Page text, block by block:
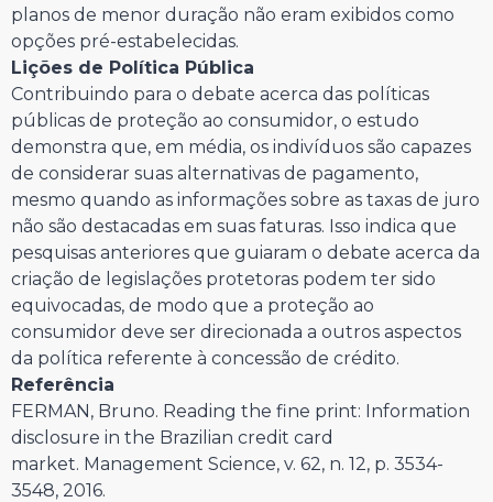
planos de menor duração não eram exibidos como
opções pré-estabelecidas.
Lições de Política Pública
Contribuindo para o debate acerca das políticas
públicas de proteção ao consumidor, o estudo
demonstra que, em média, os indivíduos são capazes
de considerar suas alternativas de pagamento,
mesmo quando as informações sobre as taxas de juro
não são destacadas em suas faturas. Isso indica que
pesquisas anteriores que guiaram o debate acerca da
criação de legislações protetoras podem ter sido
equivocadas, de modo que a proteção ao
consumidor deve ser direcionada a outros aspectos
da política referente à concessão de crédito.
Referência
FERMAN, Bruno. Reading the fine print: Information
disclosure in the Brazilian credit card
market. Management Science, v. 62, n. 12, p. 3534-
3548, 2016.